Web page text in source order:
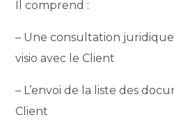
Il comprend :
– Une consultation
visio avec le Client
– L’envoi de la liste des
Client